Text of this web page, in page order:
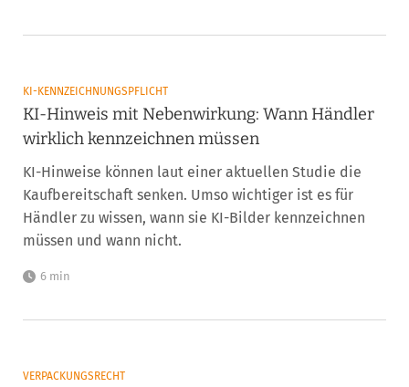
KI-KENNZEICHNUNGSPFLICHT
KI-Hinweis mit Nebenwirkung: Wann Händler
wirklich kennzeichnen müssen
KI-Hinweise können laut einer aktuellen Studie die
Kaufbereitschaft senken. Umso wichtiger ist es für
Händler zu wissen, wann sie KI-Bilder kennzeichnen
müssen und wann nicht.
6 min
VERPACKUNGSRECHT